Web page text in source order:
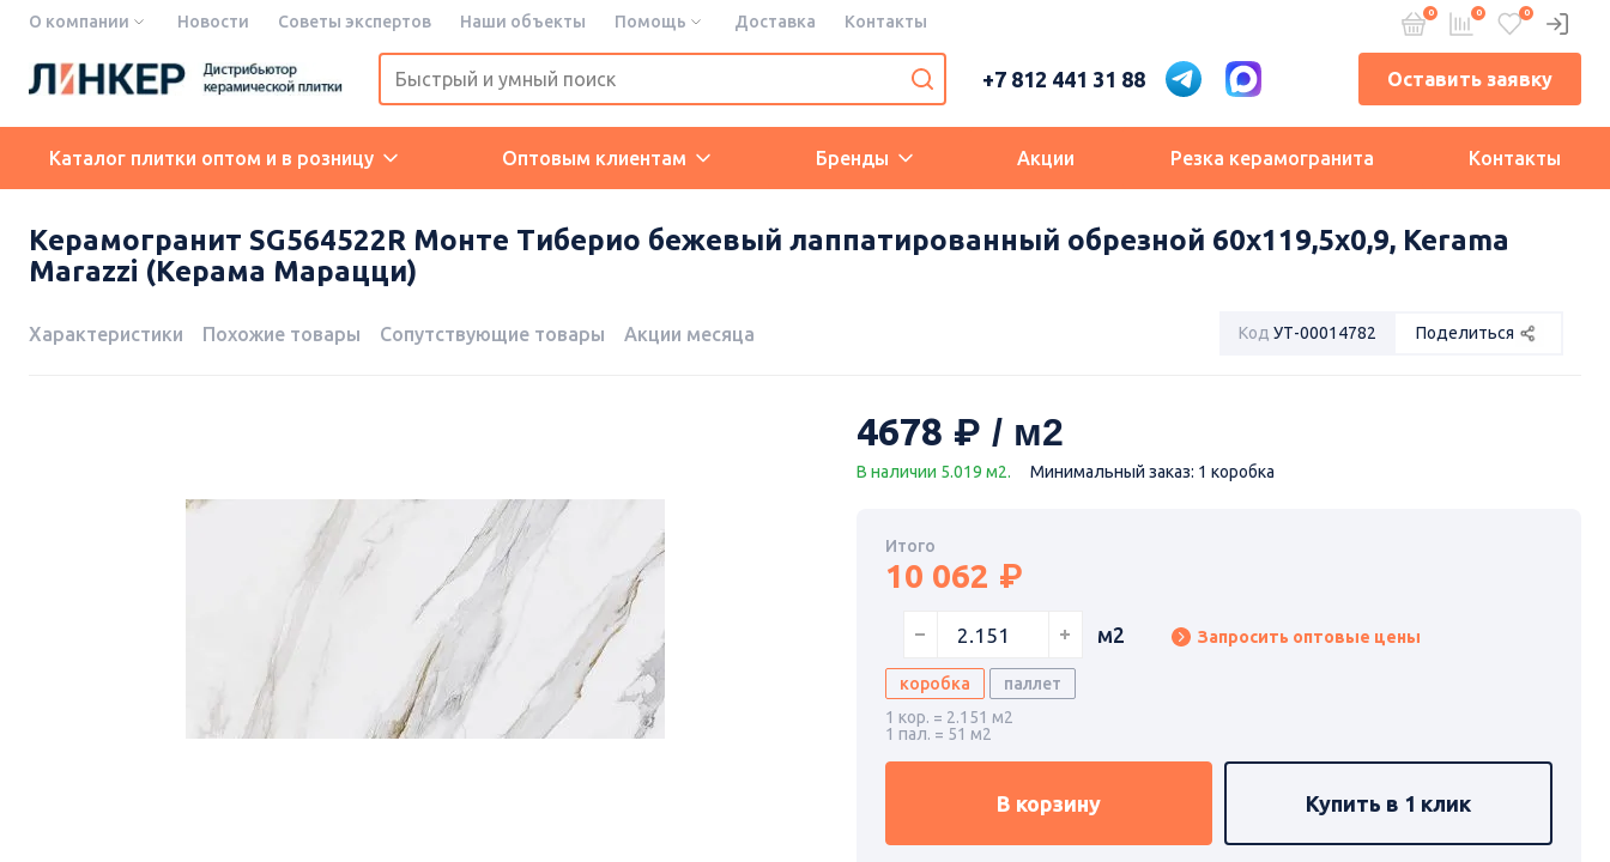
О компании Новости Советы экспертов Наши объекты Помощь Доставка Контакты
+7 812 441 31 88 Оставить заявку
Каталог плитки оптом и в розницу Оптовым клиентам Бренды Акции Резка керамогранита Контакты
Керамогранит SG564522R Монте Тиберио бежевый лаппатированный обрезной 60x119,5x0,9, Kerama
Marazzi (Керама Марацци)
Характеристики Похожие товары Сопутствующие товары Акции месяца Код УТ-00014782 Поделиться
4678
В наличии 5.019 м2. Минимальный заказ: 1 коробка
Итого
10 062
м2
коробка
паллет
1 кор. = 2.151 м2
1 пал. = 51 м2
Запросить оптовые цены
В корзину Купить в 1 клик